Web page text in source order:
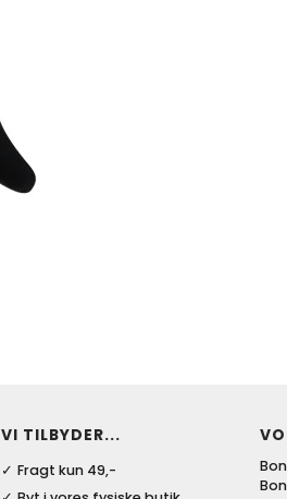
VI TILBYDER...
Fragt kun 49,-